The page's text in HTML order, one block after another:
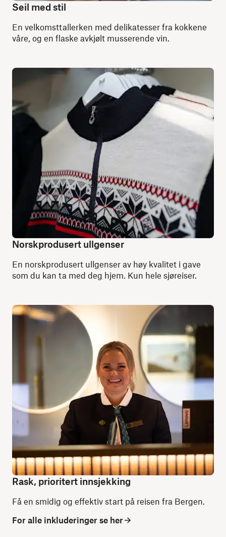
Seil med stil
En velkomsttallerken med delikatesser fra kokkene
våre, og en flaske avkjølt musserende vin.
Norskprodusert ullgenser
En norskprodusert ullgenser av høy kvalitet i gave
som du kan ta med deg hjem. Kun hele sjøreiser.
Rask, prioritert innsjekking
Få en smidig og effektiv start på reisen fra Bergen.
For alle inkluderinger se her